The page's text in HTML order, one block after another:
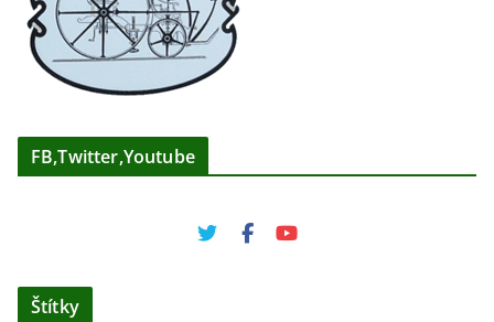
FB,Twitter,Youtube
Štítky